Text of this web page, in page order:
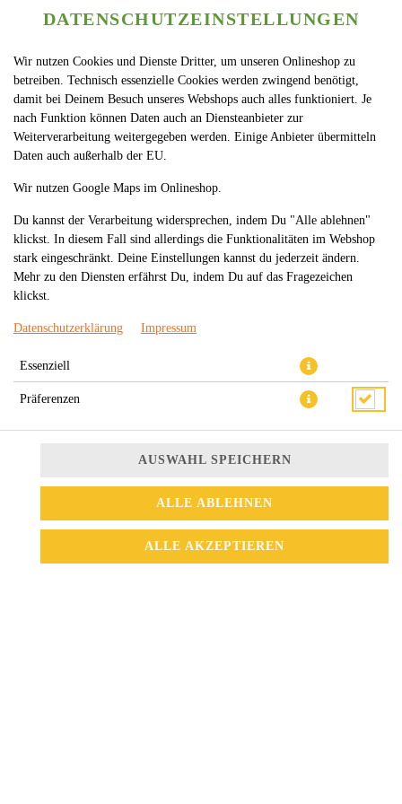
S109. EBI TEMPURA
GEBACKEN
DATENSCHUTZEINSTELLUNGEN
Wir nutzen Cookies und Dienste Dritter, um unseren Onlineshop zu
betreiben. Technisch essenzielle Cookies werden zwingend benötigt,
damit bei Deinem Besuch unseres Webshops auch alles funktioniert. Je
nach Funktion können Daten auch an Diensteanbieter zur
Weiterverarbeitung weitergegeben werden. Einige Anbieter übermitteln
Daten auch außerhalb der EU.
Wir nutzen Google Maps im Onlineshop.
Du kannst der Verarbeitung widersprechen, indem Du "Alle ablehnen"
klickst. In diesem Fall sind allerdings die Funktionalitäten im Webshop
stark eingeschränkt. Deine Einstellungen kannst du jederzeit ändern.
Mehr zu den Diensten erfährst Du, indem Du auf das Fragezeichen
klickst.
Datenschutzerklärung Impressum
Essenziell
Präferenzen
AUSWAHL SPEICHERN
ALLE ABLEHNEN
ALLE AKZEPTIEREN